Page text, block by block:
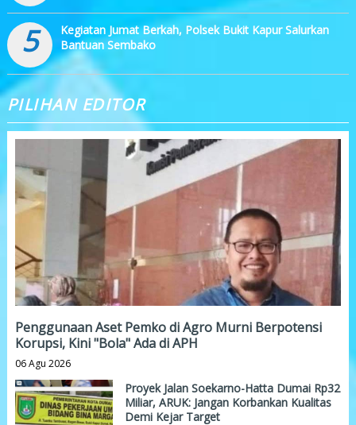
5
Kegiatan Jumat Berkah, Polsek Bukit Kapur Salurkan
Bantuan Sembako
PILIHAN EDITOR
Penggunaan Aset Pemko di Agro Murni Berpotensi
Korupsi, Kini "Bola" Ada di APH
06 Agu 2026
Proyek Jalan Soekarno-Hatta Dumai Rp32
Miliar, ARUK: Jangan Korbankan Kualitas
Demi Kejar Target